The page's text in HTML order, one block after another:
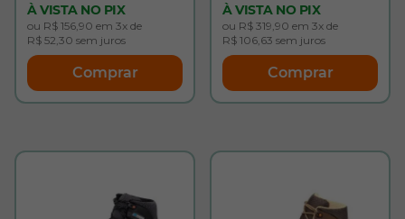
À VISTA NO PIX
ou R$ 156,90 em 3x de
R$ 52,30 sem juros
Comprar
À VISTA NO PIX
ou R$ 319,90 em 3x de
R$ 106,63 sem juros
Comprar